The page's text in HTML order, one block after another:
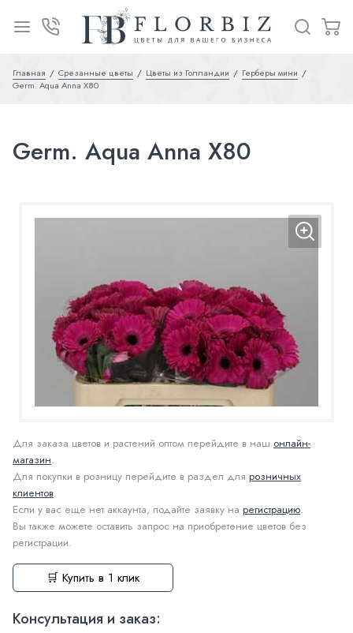
Главная Срезанные цветы Цветы из Голландии
Герберы мини
Germ. Aqua Anna X80
Germ. Aqua Anna X80
Для заказа цветов и растений оптом перейдите в наш онлайн-
магазин.
Для покупки в розницу перейдите в раздел для розничных
клиентов.
Если у вас еще нет аккаунта, подайте заявку на регистрацию.
Вы также можете оставить запрос на приобретение цветов без
регистрации.
🛒 Купить в 1 клик
Консультация и заказ: